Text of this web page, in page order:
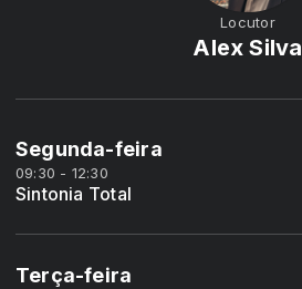
Locutor
Alex Silva
Segunda-feira
09:30 - 12:30
Sintonia Total
Terça-feira